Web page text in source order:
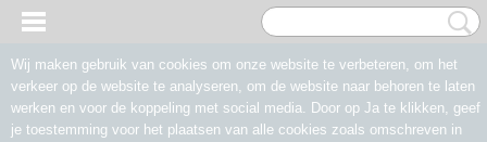
Wij maken gebruik van cookies om onze website te verbeteren, om het
verkeer op de website te analyseren, om de website naar behoren te laten
werken en voor de koppeling met social media. Door op Ja te klikken, geef
je toestemming voor het plaatsen van alle cookies zoals omschreven in